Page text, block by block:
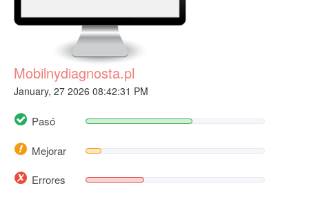
Mobilnydiagnosta.pl
January, 27 2026 08:42:31 PM
Pasó
Mejorar
Errores